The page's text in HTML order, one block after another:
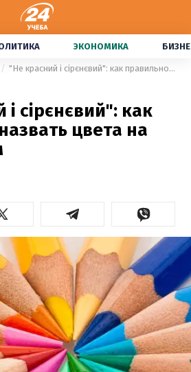
ЭКОНОМИКА
"Не красний і сірєнєвий": как правильно назвать цвета на украинском
сірєнєвий": как
цвета на